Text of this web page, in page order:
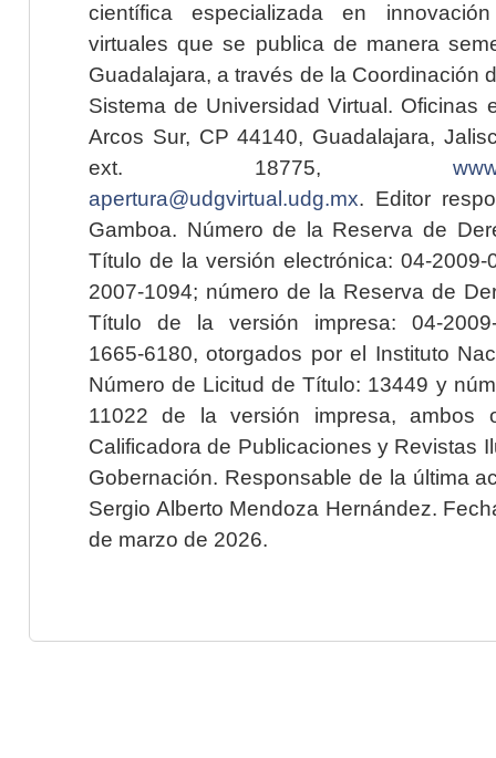
científica especializada en
virtuales que se publica de manera
Guadalajara, a través de la Coordinación
Sistema de Universidad Virtual. Oficinas
Arcos Sur, CP 44140, Guadalajara,
ext. 18775,
apertura@udgvirtual.udg.mx. Editor
Gamboa. Número de la Reserva de
Título de la versión electrónica: 04-2009-
2007-1094; número de la Reserva de
Título de la versión impresa: 04-2009-
1665-6180, otorgados por el Instituto
Número de Licitud de Título: 13449 y
11022 de la versión impresa, ambos
Calificadora de Publicaciones y Revistas
Gobernación. Responsable de la última
Sergio Alberto Mendoza Hernández.
de marzo de 2026.